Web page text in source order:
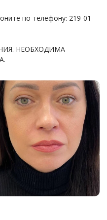
по телефону: 219-01-
НЕОБХОДИМА